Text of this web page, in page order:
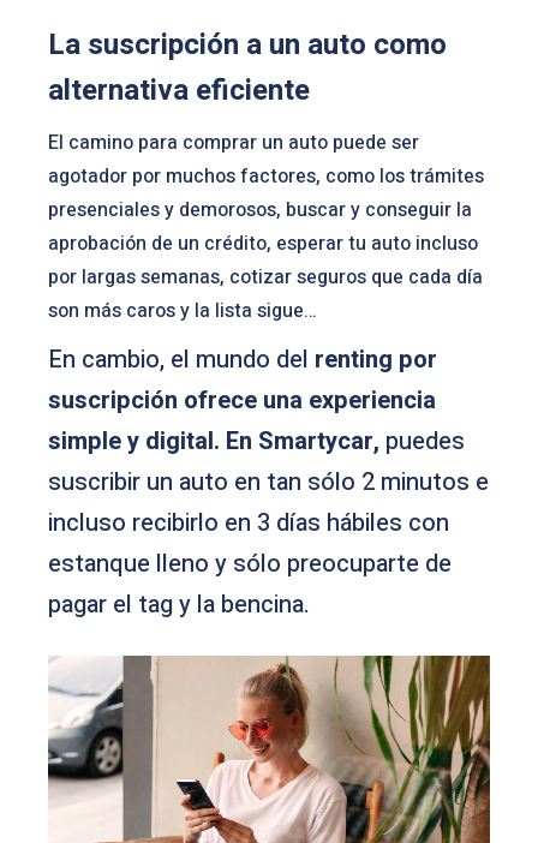
La suscripción a un auto como
alternativa eficiente
El camino para comprar un auto puede ser
agotador por muchos factores, como los trámites
presenciales y demorosos, buscar y conseguir la
aprobación de un crédito, esperar tu auto incluso
por largas semanas, cotizar seguros que cada día
son más caros y la lista sigue…
En cambio, el mundo del renting por
suscripción ofrece una experiencia
simple y digital. En Smartycar, puedes
suscribir un auto en tan sólo 2 minutos e
incluso recibirlo en 3 días hábiles con
estanque lleno y sólo preocuparte de
pagar el tag y la bencina.